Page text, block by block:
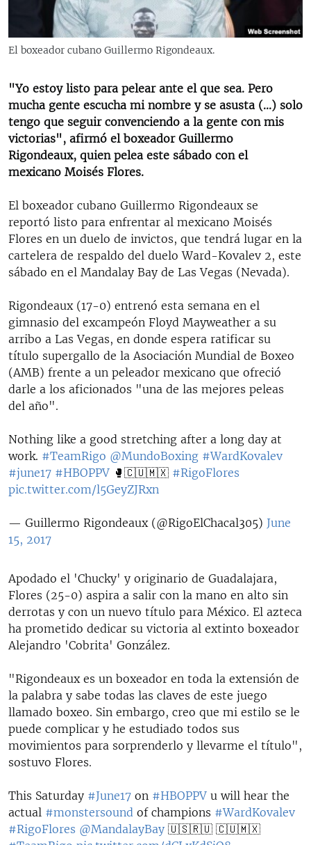
RADIO MARTÍ
ESPECIALES
LA REALIDAD DE LA VIVIENDA EN CUBA
SER VIEJO EN CUBA
KENTU-CUBANO
LOS SANTOS DE HIALEAH
LA INVASIÓN DE RUSIA A UCRANIA
EDITORIALES
SÍGUENOS
El boxeador cubano Guillermo Rigondeaux.
"Yo estoy listo para pelear ante el que sea. Pero
mucha gente escucha mi nombre y se asusta (...) solo
tengo que seguir convenciendo a la gente con mis
victorias", afirmó el boxeador Guillermo
Rigondeaux, quien pelea este sábado con el
mexicano Moisés Flores.
El boxeador cubano Guillermo Rigondeaux se
reportó listo para enfrentar al mexicano Moisés
Flores en un duelo de invictos, que tendrá lugar en la
cartelera de respaldo del duelo Ward-Kovalev 2, este
sábado en el Mandalay Bay de Las Vegas (Nevada).
Rigondeaux (17-0) entrenó esta semana en el
gimnasio del excampeón Floyd Mayweather a su
arribo a Las Vegas, en donde espera ratificar su
título supergallo de la Asociación Mundial de Boxeo
(AMB) frente a un peleador mexicano que ofreció
darle a los aficionados "una de las mejores peleas
del año".
Nothing like a good stretching after a long day at
work. #TeamRigo @MundoBoxing #WardKovalev
#june17 #HBOPPV 🥊🇨🇺🇲🇽 #RigoFlores
pic.twitter.com/l5GeyZJRxn
— Guillermo Rigondeaux (@RigoElChacal305) June
15, 2017
Apodado el 'Chucky' y originario de Guadalajara,
Flores (25-0) aspira a salir con la mano en alto sin
derrotas y con un nuevo título para México. El azteca
ha prometido dedicar su victoria al extinto boxeador
Alejandro 'Cobrita' González.
"Rigondeaux es un boxeador en toda la extensión de
la palabra y sabe todas las claves de este juego
llamado boxeo. Sin embargo, creo que mi estilo se le
puede complicar y he estudiado todos sus
movimientos para sorprenderlo y llevarme el título",
sostuvo Flores.
This Saturday #June17 on #HBOPPV u will hear the
actual #monstersound of champions #WardKovalev
#RigoFlores @MandalayBay 🇺🇸🇷🇺 🇨🇺🇲🇽